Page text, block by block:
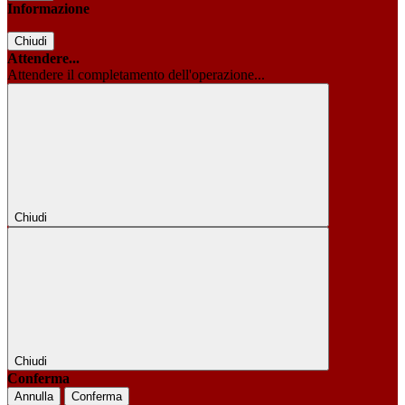
Informazione
Chiudi
Attendere...
Attendere il completamento dell'operazione...
Chiudi
Chiudi
Conferma
Annulla Conferma